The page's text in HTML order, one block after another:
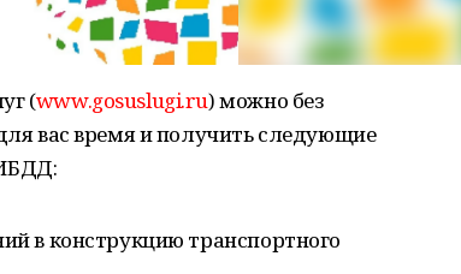
(www.gosuslugi.ru) можно без
вас время и получить следующие
в конструкцию транспортного